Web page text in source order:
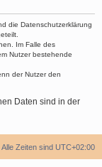
die Datenschutzerklärung
Im Falle des
Nutzer bestehende
der Nutzer den
Daten sind in der
Alle Zeiten sind UTC+02:00